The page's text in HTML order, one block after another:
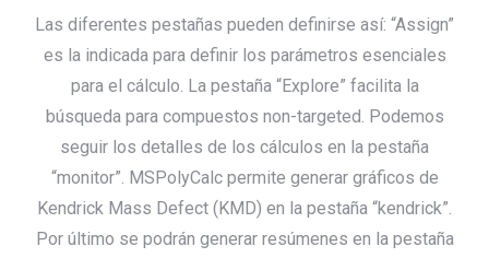
Las diferentes pestañas pueden definirse así: “Assign”
es la indicada para definir los parámetros esenciales
para el cálculo. La pestaña “Explore” facilita la
búsqueda para compuestos non-targeted. Podemos
seguir los detalles de los cálculos en la pestaña
“monitor”. MSPolyCalc permite generar gráficos de
Kendrick Mass Defect (KMD) en la pestaña “kendrick”.
Por último se podrán generar resúmenes en la pestaña